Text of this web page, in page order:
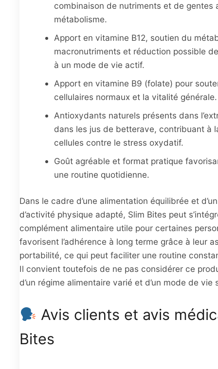
combinaison de nutriments et de gentes
métabolisme.
Apport en vitamine B12, soutien du
macronutriments et réduction possible
à un mode de vie actif.
Apport en vitamine B9 (folate) pour
cellulaires normaux et la vitalité générale.
Antioxydants naturels présents dans
dans les jus de betterave, contribuant à
cellules contre le stress oxydatif.
Goût agréable et format pratique
une routine quotidienne.
Dans le cadre d’une alimentation équilibrée et
d’activité physique adapté, Slim Bites peut
complément alimentaire utile pour certaines
favorisent l’adhérence à long terme grâce à leur
portabilité, ce qui peut faciliter une routine
Il convient toutefois de ne pas considérer ce
d’un régime alimentaire varié et d’un mode de vie
Avis clients et avis
Bites